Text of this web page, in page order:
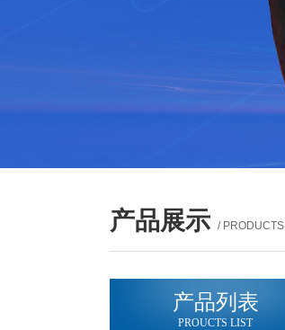
产品展示 / PRODUCTS
产品列表
PROUCTS LIST